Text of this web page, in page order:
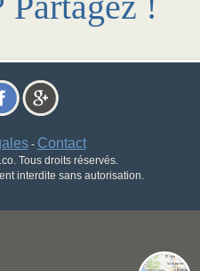
- Contact
Tous droits réservés.
interdite sans autorisation.